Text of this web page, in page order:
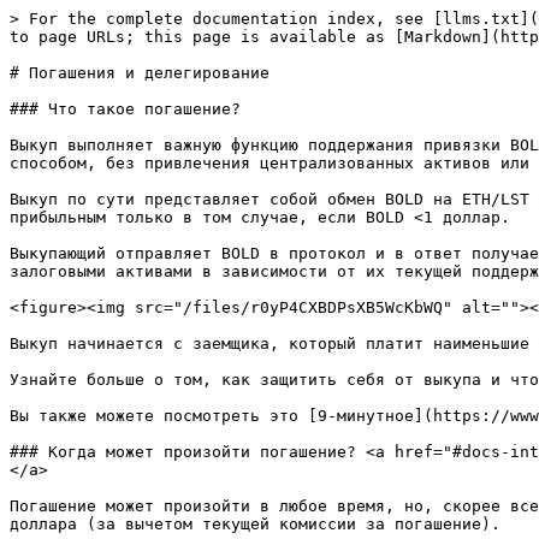
> For the complete documentation index, see [llms.txt](https://docs.liquity.org/llms.txt). Markdown versions of documentation pages are available by appending `.md` to page URLs; this page is available as [Markdown](https://docs.liquity.org/ru/v2-faq/redemptions-and-delegation.md).

# Погашения и делегирование

### Что такое погашение?

Выкуп выполняет важную функцию поддержания привязки BOLD к доллару США, создавая минимальный уровень цены около 1 доллара. Это осуществляется децентрализованным способом, без привлечения централизованных активов или третьих лиц.

Выкуп по сути представляет собой обмен BOLD на ETH/LST по номинальной стоимости, как если бы 1 BOLD стоил ровно 1 доллар. Выкуп может инициировать любой, но он будет прибыльным только в том случае, если BOLD <1 доллар.

Выкупающий отправляет BOLD в протокол и в ответ получает смесь WETH, wstETH и rETH (за вычетом комиссии за выкуп). Выкупленная сумма распределяется между различными залоговыми активами в зависимости от их текущей поддержки Stability Pool (см. ссылку для получения дополнительной информации).

<figure><img src="/files/r0yP4CXBDPsXB5WcKbWQ" alt=""><figcaption></figcaption></figure>

Выкуп начинается с заемщика, который платит наименьшие проценты.

Узнайте больше о том, как защитить себя от выкупа и что произойдет, если вас выкупят.

Вы также можете посмотреть это [9-минутное](https://www.youtube.com/watch?v=CQVmjFx987A) видео о выкупе.

### Когда может произойти погашение? <a href="#docs-internal-guid-85409cf3-7fff-2712-b20f-92b229718cbb" id="docs-internal-guid-85409cf3-7fff-2712-b20f-92b229718cbb"></a>

Погашение может произойти в любое время, но, скорее всего, произойдет только тогда, когда это будет выгодно. Обычно это происходит, когда цена BOLD составляет менее 1 доллара (за вычетом текущей комиссии за погашение).

### Кто может инициировать погашение? <a href="#docs-internal-guid-595b4008-7fff-7d35-9a38-68d9e7feef1a" id="docs-internal-guid-595b4008-7fff-7d35-9a38-68d9e7feef1a"></a>

Любой адрес Ethereum может инициировать выкуп, при условии, что у него есть достаточное количество BOLD для этого. Однако мы ожидаем, что выкупы будут в основном осуществляться профессиональными ботами, а не людьми.

### Что произойдет, если мое хранилище (Trove) будет погашено?

Вы можете думать о выкупе как о том, как кто-то другой погашает ваш долг и получает в обмен эквивалентную сумму вашего залога.

Если ваш залог (ETH или LST) выкупается, эквивалентная сумма вашего долга в долларах США погашается. Выкупающий получает ваш залог за вычетом комиссии за выкуп, которая остается в вашем Trove. Это означает, что на момент выкупа вы, вероятно, понесли минимальные убытки в долларах США.

Пример с ETH по цене 3000 долларов:

* До выкупа: 10 ETH в качестве залога, 20 000 BOLD в качестве долга.
* После выкупа: 5,025 ETH в качестве залога, 5000 BOLD в качестве долга.

Вы можете видеть, что ваш залог и долг уменьшились в равной степени (в долларах США), а комиссия за выкуп (0,025 ETH) была добавлена к стоимости вашего залога.

Частично затронутые Troves, долг которых остается выше минимального порога в 2000 BOLD, продолжают работать как и раньше, в то время как Troves, долг которых уменьшился до меньшей суммы (или 0), переходят в режим бездействия.

### Как осуществляется погашение с